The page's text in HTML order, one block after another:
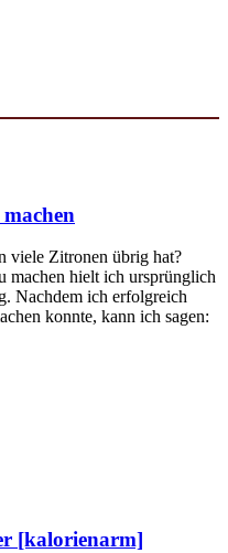
viele Zitronen übrig hat?
machen hielt ich ursprünglich
Nachdem ich erfolgreich
konnte, kann ich sagen:
[kalorienarm]